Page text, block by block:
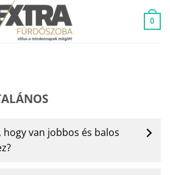
0
van jobbos és balos